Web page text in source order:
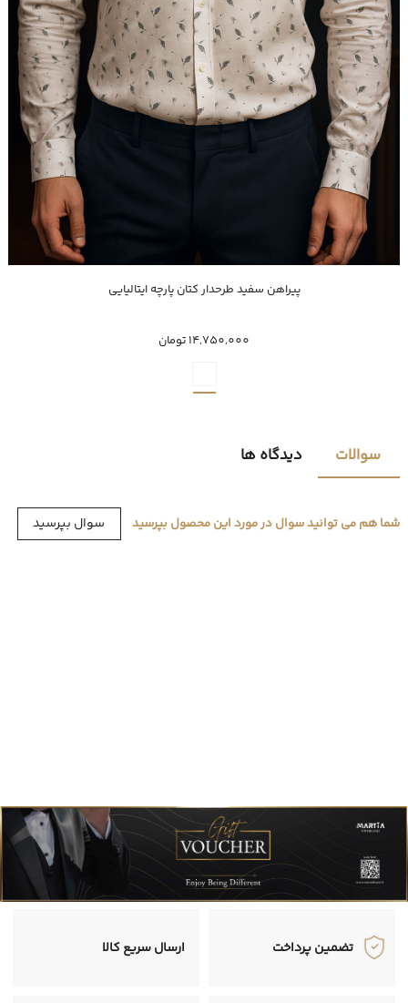
ناموجود
پیراهن سفید طرحدار کتان پارچه ایتالیایی
14,750,000 تومان
سوالات دیدگاه ها
شما هم می توانید سوال در مورد این محصول بپرسید سوال بپرسید
تضمین پرداخت ارسال سریع کالا